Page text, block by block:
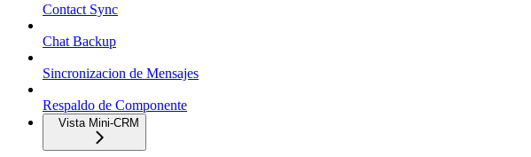
Contact Sync
Chat Backup
Sincronizacion de Mensajes
Respaldo de Componente
Vista Mini-CRM